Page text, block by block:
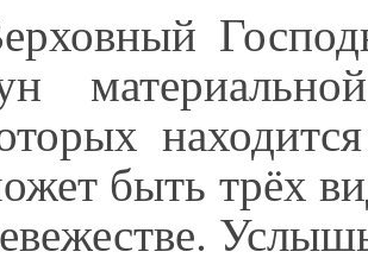
быть трёх